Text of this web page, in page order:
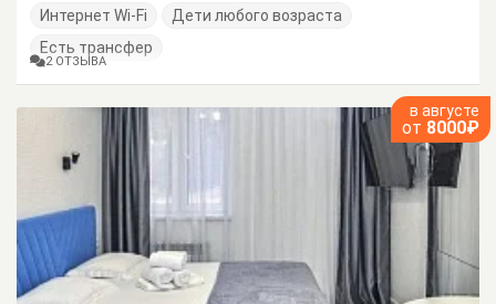
Интернет Wi-Fi
Дети любого возраста
Есть трансфер
2 ОТЗЫВА
в августе
от 8000₽